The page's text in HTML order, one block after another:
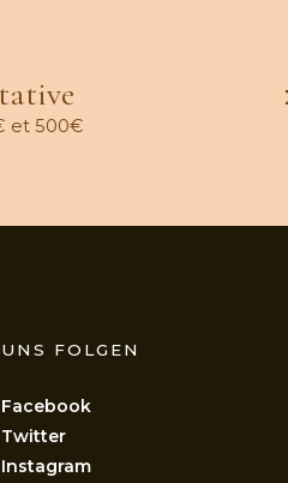
et 500€
UNS FOLGEN
Facebook
Twitter
Instagram